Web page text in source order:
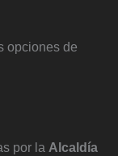
opciones de
por la Alcaldía